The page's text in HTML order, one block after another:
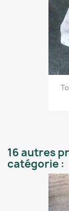
16 autres
catégorie :